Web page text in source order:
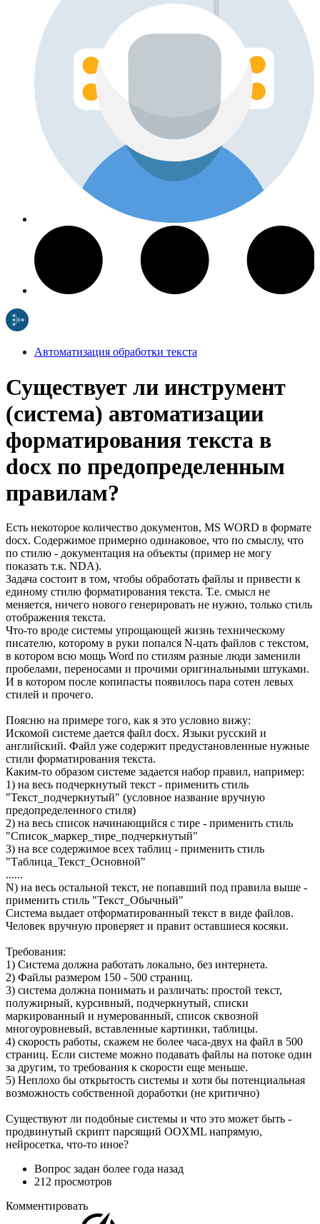
Автоматизация обработки текста
Существует ли инструмент
(система) автоматизации
форматирования текста в
docx по предопределенным
правилам?
Есть некоторое количество документов, MS WORD в формате
docx. Содержимое примерно одинаковое, что по смыслу, что
по стилю - документация на объекты (пример не могу
показать т.к. NDA).
Задача состоит в том, чтобы обработать файлы и привести к
единому стилю форматирования текста. Т.е. смысл не
меняется, ничего нового генерировать не нужно, только стиль
отображения текста.
Что-то вроде системы упрощающей жизнь техническому
писателю, которому в руки попался N-цать файлов с текстом,
в котором всю мощь Word по стилям разные люди заменили
пробелами, переносами и прочими оригинальными штуками.
И в котором после копипасты появилось пара сотен левых
стилей и прочего.
Поясню на примере того, как я это условно вижу:
Искомой системе дается файл docx. Языки русский и
английский. Файл уже содержит предустановленные нужные
стили форматирования текста.
Каким-то образом системе задается набор правил, например:
1) на весь подчеркнутый текст - применить стиль
"Текст_подчеркнутый" (условное название вручную
предопределенного стиля)
2) на весь список начинающийся с тире - применить стиль
"Список_маркер_тире_подчеркнутый"
3) на все содержимое всех таблиц - применить стиль
"Таблица_Текст_Основной"
......
N) на весь остальной текст, не попавший под правила выше -
применить стиль "Текст_Обычный"
Система выдает отформатированный текст в виде файлов.
Человек вручную проверяет и правит оставшиеся косяки.
Требования:
1) Система должна работать локально, без интернета.
2) Файлы размером 150 - 500 страниц.
3) система должна понимать и различать: простой текст,
полужирный, курсивный, подчеркнутый, списки
маркированный и нумерованный, список сквозной
многоуровневый, вставленные картинки, таблицы.
4) скорость работы, скажем не более часа-двух на файл в 500
страниц. Если системе можно подавать файлы на потоке один
за другим, то требования к скорости еще меньше.
5) Неплохо бы открытость системы и хотя бы потенциальная
возможность собственной доработки (не критично)
Существуют ли подобные системы и что это может быть -
продвинутый скрипт парсящий OOXML напрямую,
нейросетка, что-то иное?
Вопрос задан более года назад
212 просмотров
Комментировать